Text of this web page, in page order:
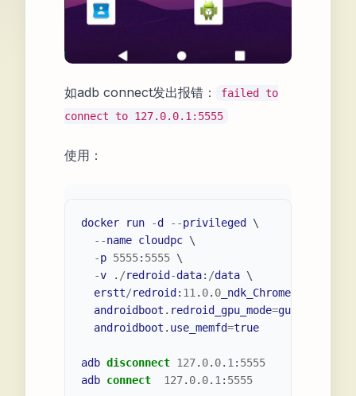
如adb connect发出报错：
failed to
connect to 127.0.0.1:5555
使用：
docker run -d --privileged
--name cloudpc
-p 5555: 5555
-v . /redroid -data: /data
erstt/redroid : 11. 0. 0 _ndk_ChromeOS
androidboot . redroid_gpu_mode=guest
androidboot . use_memfd=true
adb disconnect 127. 0. 0. 1: 5555
adb connect 127. 0. 0. 1: 5555